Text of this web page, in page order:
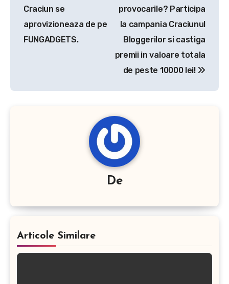
articole
Craciun se
aprovizioneaza de pe
FUNGADGETS.
provocarile? Participa
la campania Craciunul
Bloggerilor si castiga
premii in valoare totala
de peste 10000 lei!
De
Articole Similare